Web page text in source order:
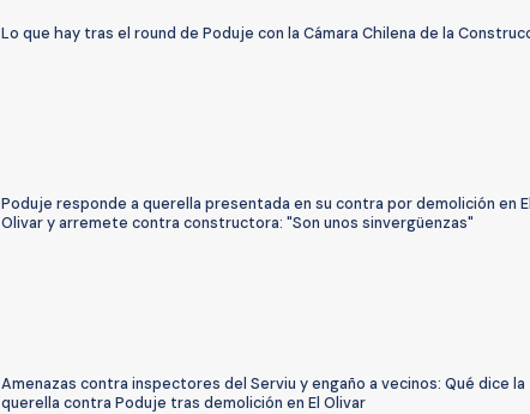
Lo que hay tras el round de Poduje con la Cámara Chilena de la
Poduje responde a querella presentada en su contra por demolición en El
Olivar y arremete contra constructora: "Son unos sinvergüenzas"
Amenazas contra inspectores del Serviu y engaño a vecinos: Qué dice la
querella contra Poduje tras demolición en El Olivar